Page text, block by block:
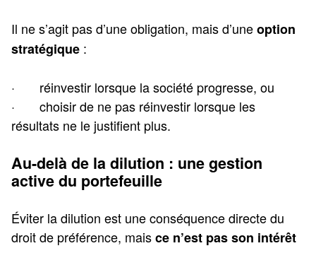
Il ne s’agit pas d’une obligation, mais d’uneoption
stratégique :
· réinvestir lorsque la société progresse, ou
· choisir de ne pas réinvestir lorsque les
résultats ne le justifient plus.
Au-delà de la dilution : une gestion
active du portefeuille
Éviter la dilution est une conséquence directe du
droit de préférence, maisce n’est pas son intérêt